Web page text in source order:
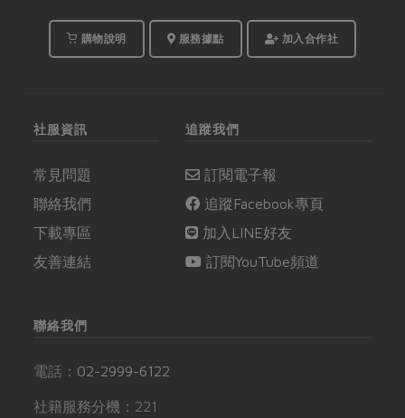
購物說明 服務據點 加入合作社
社服資訊
常見問題
聯絡我們
下載專區
友善連結
追蹤我們
訂閱電子報
追蹤Facebook專頁
加入LINE好友
訂閱YouTube頻道
聯絡我們
電話： 02-2999-6122
社籍服務分機：221